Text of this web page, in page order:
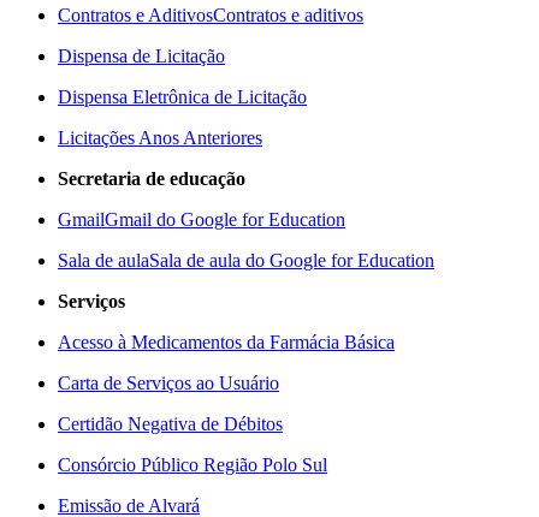
Contratos e AditivosContratos e aditivos
Dispensa de Licitação
Dispensa Eletrônica de Licitação
Licitações Anos Anteriores
Secretaria de educação
GmailGmail do Google for Education
Sala de aulaSala de aula do Google for Education
Serviços
Acesso à Medicamentos da Farmácia Básica
Carta de Serviços ao Usuário
Certidão Negativa de Débitos
Consórcio Público Região Polo Sul
Emissão de Alvará